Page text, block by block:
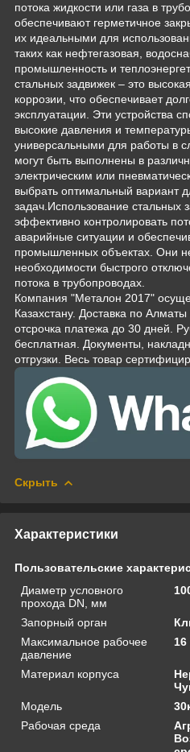
потока жидкости или газа в
обеспечивают герметичное
их идеальными для
таких как нефтегазовая,
промышленность и
стальных задвижек – это
коррозии, что обеспечивает
эксплуатации. Эти устройства
высокие давления и
универсальными для работы в
могут быть выполнены в
электрическим или
выбрать оптимальный вариант
задач.Использование стальных
эффективно контролировать
аварийные ситуации и
промышленных объектах. Они
необходимости быстрого
потока в трубопроводах.
Компания "Металон 2017"
Казахстану. Доставка по
отсрочка платежа до 30 дней.
бесплатная. Документы,
отгрузки. Весь товар
Скрыть
Характеристики
Пользовательские
Диаметр условного
прохода DN, мм
Запорный орган
Максимальное рабочее
давление
16
Материал корпуса
Модель
Рабочая среда